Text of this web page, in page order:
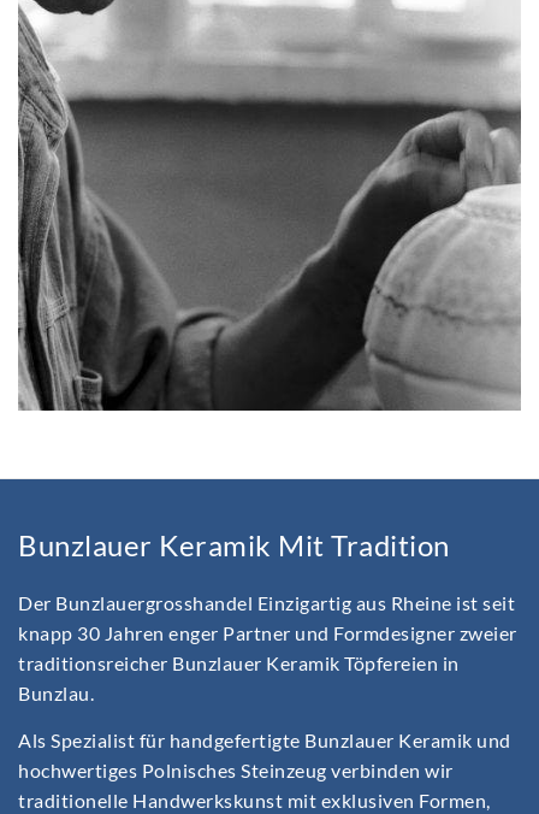
Bunzlauer Keramik Mit Tradition
Der Bunzlauergrosshandel Einzigartig aus Rheine ist seit
knapp 30 Jahren enger Partner und Formdesigner zweier
traditionsreicher Bunzlauer Keramik Töpfereien in
Bunzlau.
Als Spezialist für handgefertigte Bunzlauer Keramik und
hochwertiges Polnisches Steinzeug verbinden wir
traditionelle Handwerkskunst mit exklusiven Formen,